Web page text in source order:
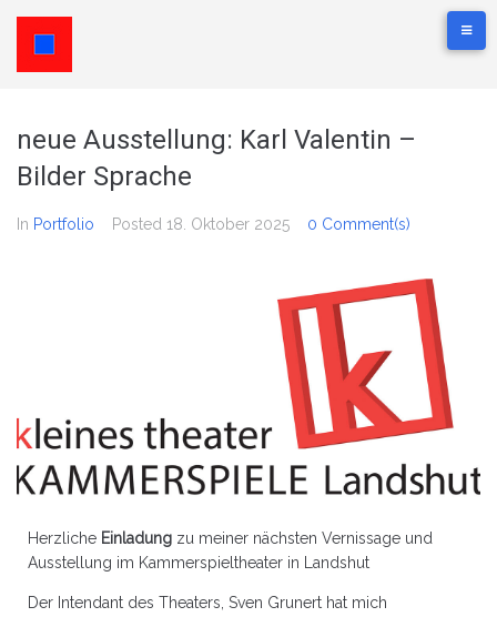
neue Ausstellung: Karl Valentin –
Bilder Sprache
In Portfolio Posted 18. Oktober 2025 0 Comment(s)
Herzliche Einladung zu meiner nächsten Vernissage und
Ausstellung im Kammerspieltheater in Landshut
Der Intendant des Theaters, Sven Grunert hat mich